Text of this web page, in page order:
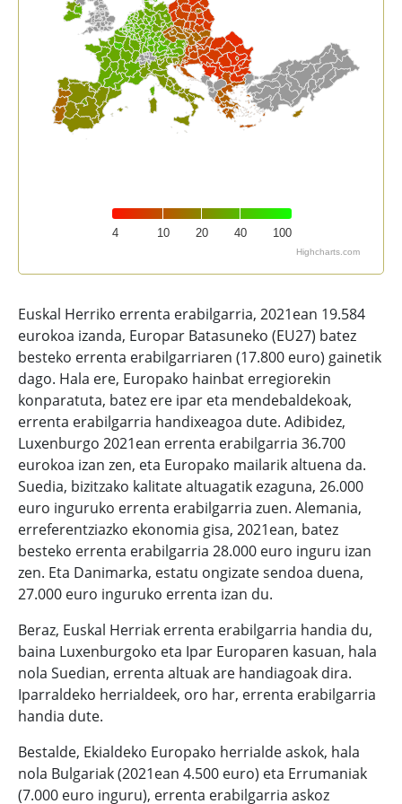
4 10 20 40 100
Highcharts.com
Euskal Herriko errenta erabilgarria, 2021ean 19.584
eurokoa izanda, Europar Batasuneko (EU27) batez
besteko errenta erabilgarriaren (17.800 euro) gainetik
dago. Hala ere, Europako hainbat erregiorekin
konparatuta, batez ere ipar eta mendebaldekoak,
errenta erabilgarria handixeagoa dute. Adibidez,
Luxenburgo 2021ean errenta erabilgarria 36.700
eurokoa izan zen, eta Europako mailarik altuena da.
Suedia, bizitzako kalitate altuagatik ezaguna, 26.000
euro inguruko errenta erabilgarria zuen. Alemania,
erreferentziazko ekonomia gisa, 2021ean, batez
besteko errenta erabilgarria 28.000 euro inguru izan
zen. Eta Danimarka, estatu ongizate sendoa duena,
27.000 euro inguruko errenta izan du.
Beraz, Euskal Herriak errenta erabilgarria handia du,
baina Luxenburgoko eta Ipar Europaren kasuan, hala
nola Suedian, errenta altuak are handiagoak dira.
Iparraldeko herrialdeek, oro har, errenta erabilgarria
handia dute.
Bestalde, Ekialdeko Europako herrialde askok, hala
nola Bulgariak (2021ean 4.500 euro) eta Errumaniak
(7.000 euro inguru), errenta erabilgarria askoz